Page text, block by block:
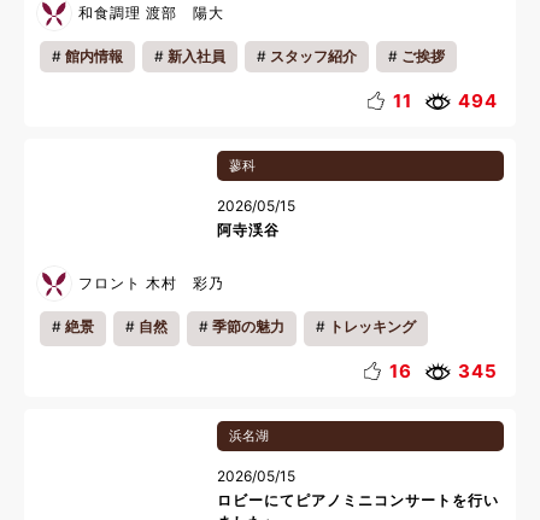
和食調理 渡部 陽大
館内情報 新入社員 スタッフ紹介 ご挨拶
11 494
蓼科
2026/05/15
阿寺渓谷
フロント 木村 彩乃
絶景 自然 季節の魅力 トレッキング
16 345
浜名湖
2026/05/15
ロビーにてピアノミニコンサートを行い